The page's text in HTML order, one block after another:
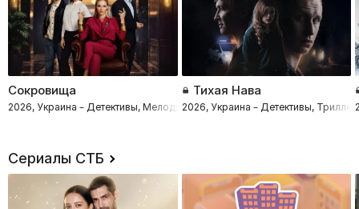
Сокровища
2026, Украина – Детективы, Мелодрамы
Тихая Нава
2026, Украина – Детективы,
Сериалы СТБ